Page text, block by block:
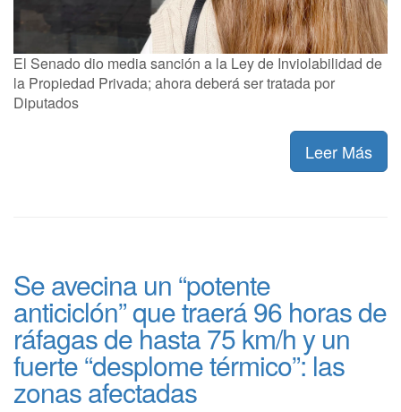
El Senado dio media sanción a la Ley de Inviolabilidad de
la Propiedad Privada; ahora deberá ser tratada por
Diputados
Leer Más
Se avecina un “potente
anticiclón” que traerá 96 horas de
ráfagas de hasta 75 km/h y un
fuerte “desplome térmico”: las
zonas afectadas